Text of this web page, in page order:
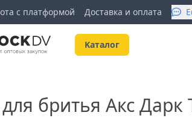
с платформой Доставка и оплата
Kаталог
бритья Акс